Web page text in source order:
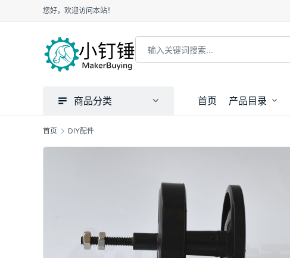
您好，欢迎访问本站！
商品分类 首页 产品目录
首页 DIY配件